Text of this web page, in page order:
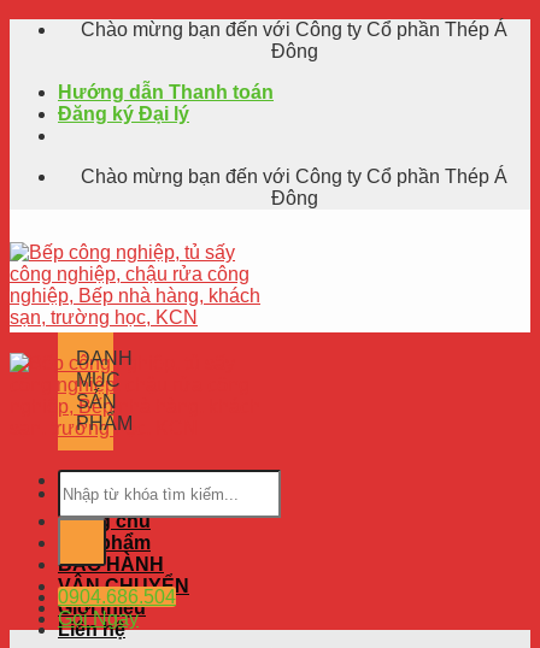
Skip
Chào mừng bạn đến với Công ty Cổ phần Thép Á
Đông
Hướng dẫn Thanh toán
Đăng ký Đại lý
Chào mừng bạn đến với Công ty Cổ phần Thép Á
Đông
Trang chủ
Sản phẩm
BẢO HÀNH
VẬN CHUYỂN
Giới thiệu
Liên hệ
DANH
MỤC
SẢN
PHẨM
0904.686.504
Gọi Ngay